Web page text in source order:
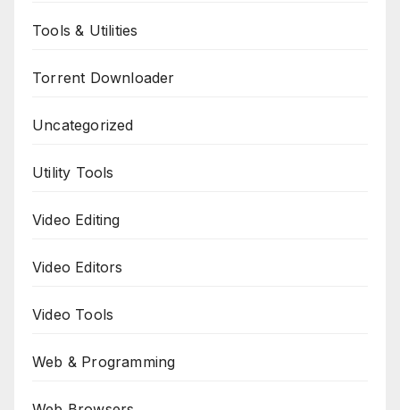
Tools & Utilities
Torrent Downloader
Uncategorized
Utility Tools
Video Editing
Video Editors
Video Tools
Web & Programming